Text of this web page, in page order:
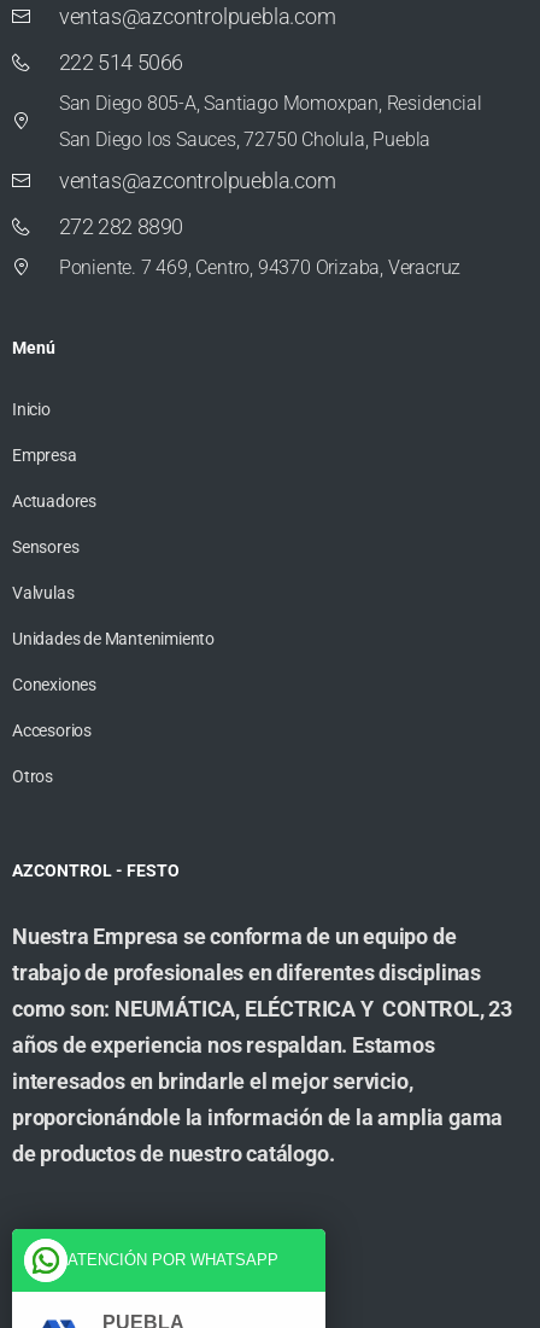
ventas@azcontrolpuebla.com
222 514 5066
San Diego 805-A, Santiago Momoxpan, Residencial
San Diego los Sauces, 72750 Cholula, Puebla
ventas@azcontrolpuebla.com
272 282 8890
Poniente. 7 469, Centro, 94370 Orizaba, Veracruz
Menú
Inicio
Empresa
Actuadores
Sensores
Valvulas
Unidades de Mantenimiento
Conexiones
Accesorios
Otros
AZCONTROL - FESTO
Nuestra Empresa se conforma de un equipo de
trabajo de profesionales en diferentes disciplinas
como son: NEUMÁTICA, ELÉCTRICA Y CONTROL, 23
años de experiencia nos respaldan. Estamos
interesados en brindarle el mejor servicio,
proporcionándole la información de la amplia gama
de productos de nuestro catálogo.
Cuenta
Tienda
ATENCIÓN POR WHATSAPP
PUEBLA